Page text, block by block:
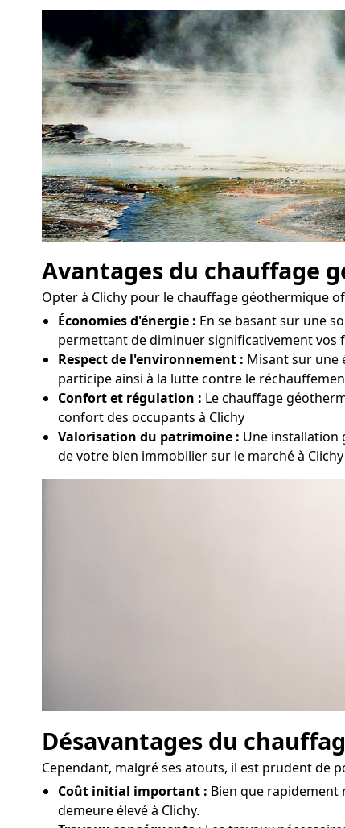
Avantages du chauffage
Opter à Clichy pour le chauffage géothermique
Économies d'énergie : En se basant sur une
permettant de diminuer significativement vos
Respect de l'environnement : Misant sur une
participe ainsi à la lutte contre le
Confort et régulation : Le chauffage
confort des occupants à Clichy
Valorisation du patrimoine : Une installation
de votre bien immobilier sur le marché à Clichy
Désavantages du
Cependant, malgré ses atouts, il est prudent de
Coût initial important : Bien que
demeure élevé à Clichy.